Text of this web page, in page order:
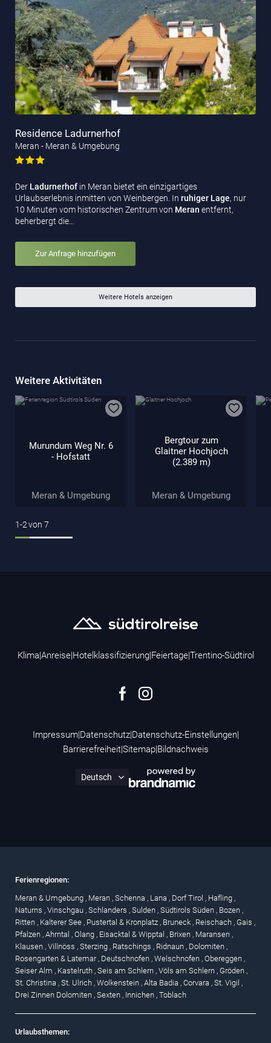
Residence Ladurnerhof
Meran - Meran & Umgebung
Der Ladurnerhof in Meran bietet ein einzigartiges
Urlaubserlebnis inmitten von Weinbergen. In ruhiger Lage, nur
10 Minuten vom historischen Zentrum von Meran entfernt,
beherbergt die…
Zur Anfrage hinzufügen
Weitere Hotels anzeigen
Weitere Aktivitäten
Murundum Weg Nr. 6
- Hofstatt
Meran & Umgebung
Bergtour zum
Glaitner Hochjoch
(2.389 m)
Meran & Umgebung
1-2von 7
Klima|Anreise|Hotelklassifizierung|Feiertage|Trentino-Südtirol
Impressum|Datenschutz|Datenschutz-Einstellungen|
Barrierefreiheit|Sitemap|Bildnachweis
Ferienregionen:
Meran & Umgebung , Meran , Schenna , Lana , Dorf Tirol , Hafling ,
Naturns , Vinschgau , Schlanders , Sulden , Südtirols Süden , Bozen ,
Ritten , Kalterer See , Pustertal & Kronplatz , Bruneck , Reischach , Gais ,
Pfalzen , Ahrntal , Olang , Eisacktal & Wipptal , Brixen , Maransen ,
Klausen , Villnöss , Sterzing , Ratschings , Ridnaun , Dolomiten ,
Rosengarten & Latemar , Deutschnofen , Welschnofen , Obereggen ,
Seiser Alm , Kastelruth , Seis am Schlern , Völs am Schlern , Gröden ,
St. Christina , St. Ulrich , Wolkenstein , Alta Badia , Corvara , St. Vigil ,
Drei Zinnen Dolomiten , Sexten , Innichen , Toblach
Urlaubsthemen: